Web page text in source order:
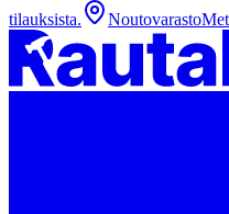
tilauksista.
Noutovarasto